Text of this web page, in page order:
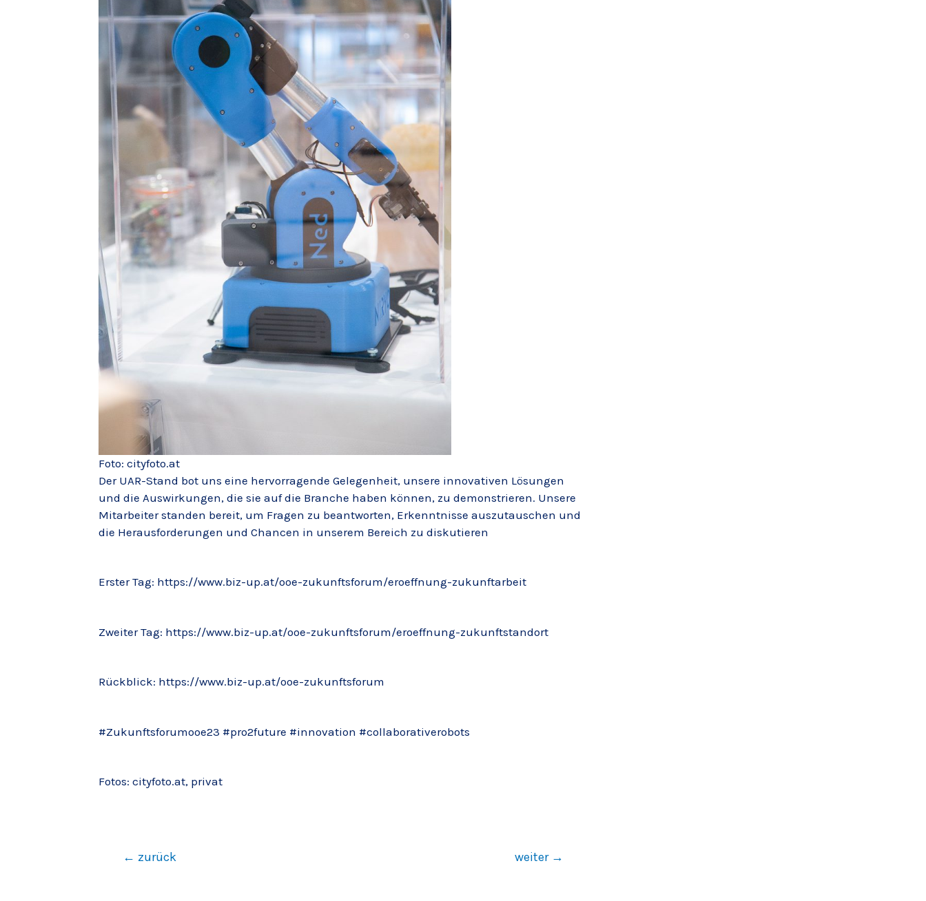
Foto: cityfoto.at
Der UAR-Stand bot uns eine hervorragende Gelegenheit, unsere innovativen Lösungen
und die Auswirkungen, die sie auf die Branche haben können, zu demonstrieren. Unsere
Mitarbeiter standen bereit, um Fragen zu beantworten, Erkenntnisse auszutauschen und
die Herausforderungen und Chancen in unserem Bereich zu diskutieren
Erster Tag: https://www.biz-up.at/ooe-zukunftsforum/eroeffnung-zukunftarbeit
Zweiter Tag: https://www.biz-up.at/ooe-zukunftsforum/eroeffnung-zukunftstandort
Rückblick: https://www.biz-up.at/ooe-zukunftsforum
#Zukunftsforumooe23 #pro2future #innovation #collaborativerobots
Fotos: cityfoto.at, privat
← zurück weiter →